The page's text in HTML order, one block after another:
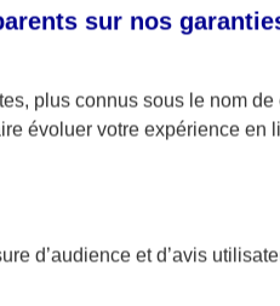
sur nos
plus connus sous le nom de
évoluer votre expérience en
d’audience et d’avis